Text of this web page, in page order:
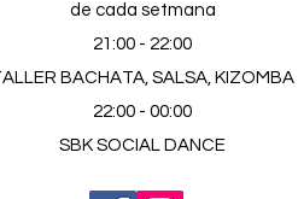
de cada setmana
21:00 - 22:00
BACHATA, SALSA, KIZOMBA
22:00 - 00:00
SBK SOCIAL DANCE